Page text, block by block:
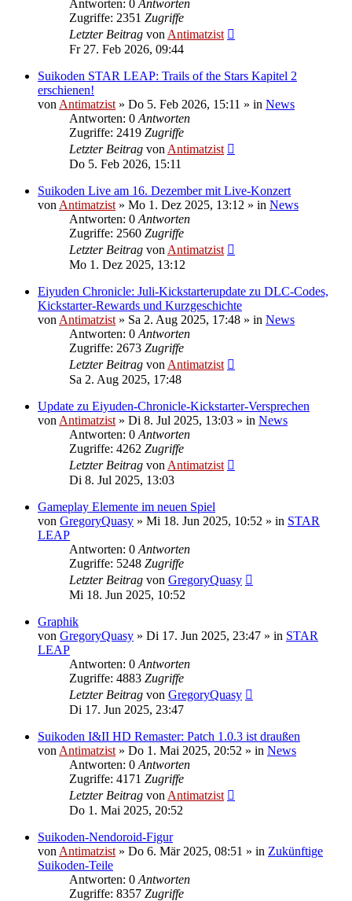
Antworten: 0 Antworten
Zugriffe: 2351 Zugriffe
Letzter Beitrag von Antimatzist
Fr 27. Feb 2026, 09:44
Suikoden STAR LEAP: Trails of the Stars Kapitel 2
erschienen!
von Antimatzist » Do 5. Feb 2026, 15:11 » in News
Antworten: 0 Antworten
Zugriffe: 2419 Zugriffe
Letzter Beitrag von Antimatzist
Do 5. Feb 2026, 15:11
Suikoden Live am 16. Dezember mit Live-Konzert
von Antimatzist » Mo 1. Dez 2025, 13:12 » in News
Antworten: 0 Antworten
Zugriffe: 2560 Zugriffe
Letzter Beitrag von Antimatzist
Mo 1. Dez 2025, 13:12
Eiyuden Chronicle: Juli-Kickstarterupdate zu DLC-Codes,
Kickstarter-Rewards und Kurzgeschichte
von Antimatzist » Sa 2. Aug 2025, 17:48 » in News
Antworten: 0 Antworten
Zugriffe: 2673 Zugriffe
Letzter Beitrag von Antimatzist
Sa 2. Aug 2025, 17:48
Update zu Eiyuden-Chronicle-Kickstarter-Versprechen
von Antimatzist » Di 8. Jul 2025, 13:03 » in News
Antworten: 0 Antworten
Zugriffe: 4262 Zugriffe
Letzter Beitrag von Antimatzist
Di 8. Jul 2025, 13:03
Gameplay Elemente im neuen Spiel
von GregoryQuasy » Mi 18. Jun 2025, 10:52 » in STAR
LEAP
Antworten: 0 Antworten
Zugriffe: 5248 Zugriffe
Letzter Beitrag von GregoryQuasy
Mi 18. Jun 2025, 10:52
Graphik
von GregoryQuasy » Di 17. Jun 2025, 23:47 » in STAR
LEAP
Antworten: 0 Antworten
Zugriffe: 4883 Zugriffe
Letzter Beitrag von GregoryQuasy
Di 17. Jun 2025, 23:47
Suikoden I&II HD Remaster: Patch 1.0.3 ist draußen
von Antimatzist » Do 1. Mai 2025, 20:52 » in News
Antworten: 0 Antworten
Zugriffe: 4171 Zugriffe
Letzter Beitrag von Antimatzist
Do 1. Mai 2025, 20:52
Suikoden-Nendoroid-Figur
von Antimatzist » Do 6. Mär 2025, 08:51 » in Zukünftige
Suikoden-Teile
Antworten: 0 Antworten
Zugriffe: 8357 Zugriffe